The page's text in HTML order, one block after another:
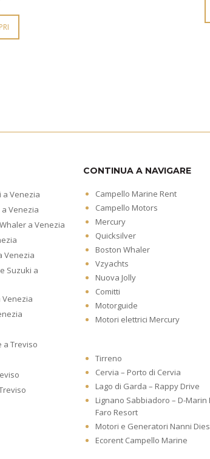
a Venezia
Venezia
a Venezia
Venezia
Suzuki a
Venezia
a Treviso
CONTINUA A NAVIGARE
Campello Marine Rent
Campello Motors
Mercury
Quicksilver
Boston Whaler
Vzyachts
Nuova Jolly
Comitti
Motorguide
Motori elettrici Mercury
Tirreno
Cervia – Porto di Cervia
Lago di Garda – Rappy Drive
Lignano Sabbiadoro – D-Marin
Faro Resort
Motori e Generatori Nanni
Ecorent Campello Marine